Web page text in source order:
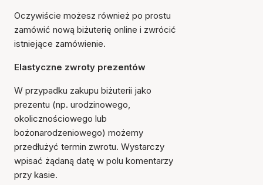
Oczywiście możesz również po prostu
zamówić nową biżuterię online i zwrócić
istniejące zamówienie.
Elastyczne zwroty prezentów
W przypadku zakupu biżuterii jako
prezentu (np. urodzinowego,
okolicznościowego lub
bożonarodzeniowego) możemy
przedłużyć termin zwrotu. Wystarczy
wpisać żądaną datę w polu komentarzy
przy kasie.